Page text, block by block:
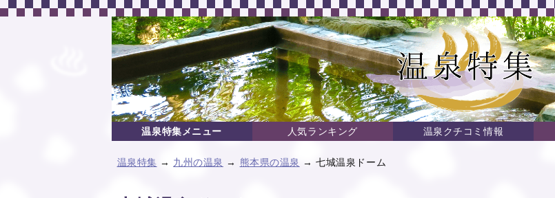
温泉特集メニュー 人気ランキング 温泉クチコミ情報
温泉特集 → 九州の温泉 → 熊本県の温泉 → 七城温泉ドーム